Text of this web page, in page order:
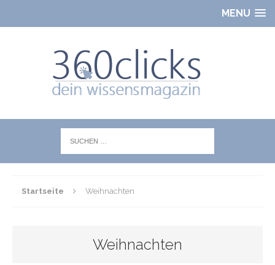
MENU
Startseite Weihnachten
Weihnachten